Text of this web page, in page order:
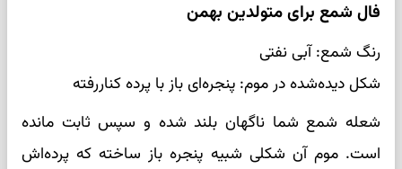
فال شمع برای متولدین بهمن
رنگ شمع: آبی نفتی
شکل دیده‌شده در موم: پنجره‌ای باز با پرده کناررفته
شعله شمع شما ناگهان بلند شده و سپس ثابت مانده
است. موم آن شکلی شبیه پنجره باز ساخته که پرده‌اش